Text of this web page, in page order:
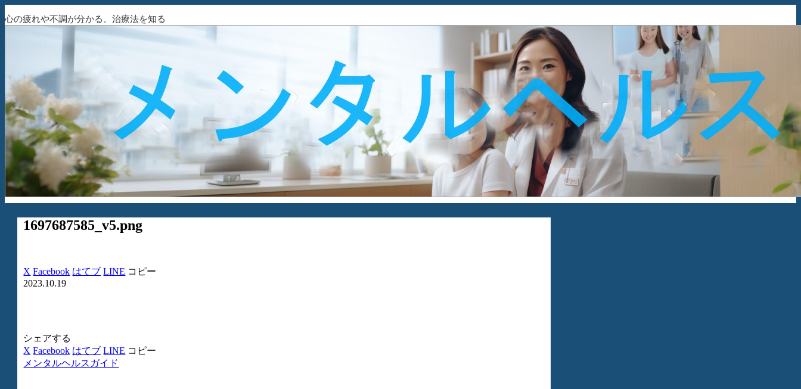
心の疲れや不調が分かる。治療法を知る
1697687585_v5.png
X Facebook はてブ LINE コピー
2023.10.19
シェアする
X Facebook はてブ LINE コピー
メンタルヘルスガイド